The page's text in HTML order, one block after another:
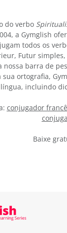
do verbo
a Gymglish
todos os
Futur
nossa barra de
ortografia,
incluindo
conjugador
Baixe